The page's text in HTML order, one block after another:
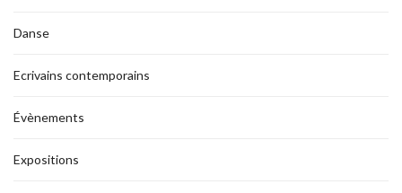
Danse
Ecrivains contemporains
Évènements
Expositions